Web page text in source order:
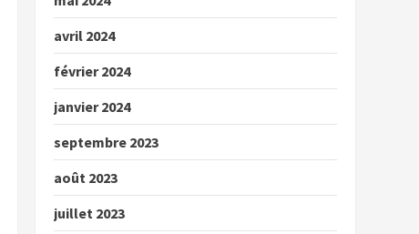
avril 2024
février 2024
janvier 2024
septembre 2023
août 2023
juillet 2023